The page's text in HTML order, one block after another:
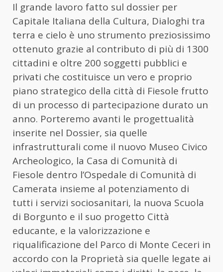
Il grande lavoro fatto sul dossier per
Capitale Italiana della Cultura, Dialoghi tra
terra e cielo è uno strumento preziosissimo
ottenuto grazie al contributo di più di 1300
cittadini e oltre 200 soggetti pubblici e
privati che costituisce un vero e proprio
piano strategico della città di Fiesole frutto
di un processo di partecipazione durato un
anno. Porteremo avanti le progettualità
inserite nel Dossier, sia quelle
infrastrutturali come il nuovo Museo Civico
Archeologico, la Casa di Comunità di
Fiesole dentro l’Ospedale di Comunità di
Camerata insieme al potenziamento di
tutti i servizi sociosanitari, la nuova Scuola
di Borgunto e il suo progetto Città
educante, e la valorizzazione e
riqualificazione del Parco di Monte Ceceri in
accordo con la Proprietà sia quelle legate ai